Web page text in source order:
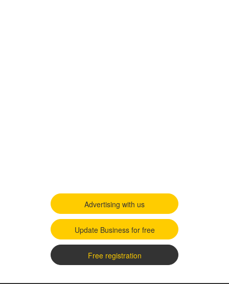
Advertising with us
Update Business for free
Free registration